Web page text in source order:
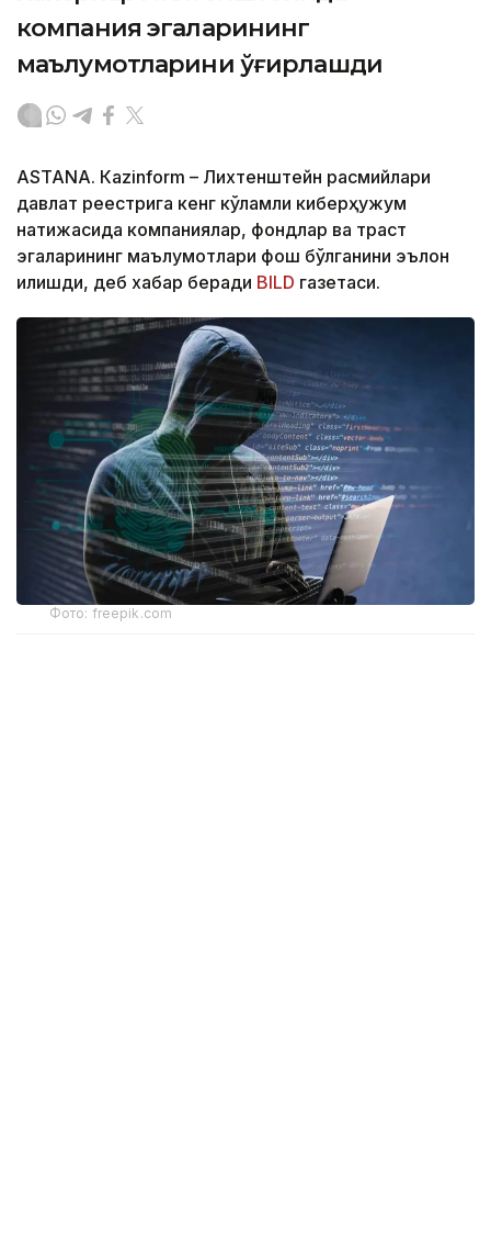
компания эгаларининг
маълумотларини ўғирлашди
ASTANА. Кazinform – Лихтенштейн расмийлари
давлат реестрига кенг кўламли киберҳужум
натижасида компаниялар, фондлар ва траст
эгаларининг маълумотлари фош бўлганини эълон
қилишди, деб хабар беради BILD газетаси.
Фото: freepik.com